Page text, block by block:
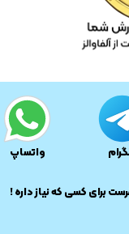
واتساپ
برای کسی که نیاز داره !